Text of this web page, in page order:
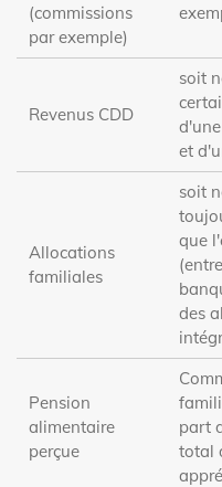
(commissions
par exemple)
Revenus CDD
soit
et
Allocations
familiales
soit
que
des
Pension
alimentaire
perçue
part
total